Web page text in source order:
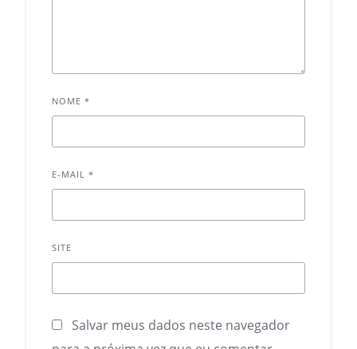
NOME *
E-MAIL *
SITE
Salvar meus dados neste navegador